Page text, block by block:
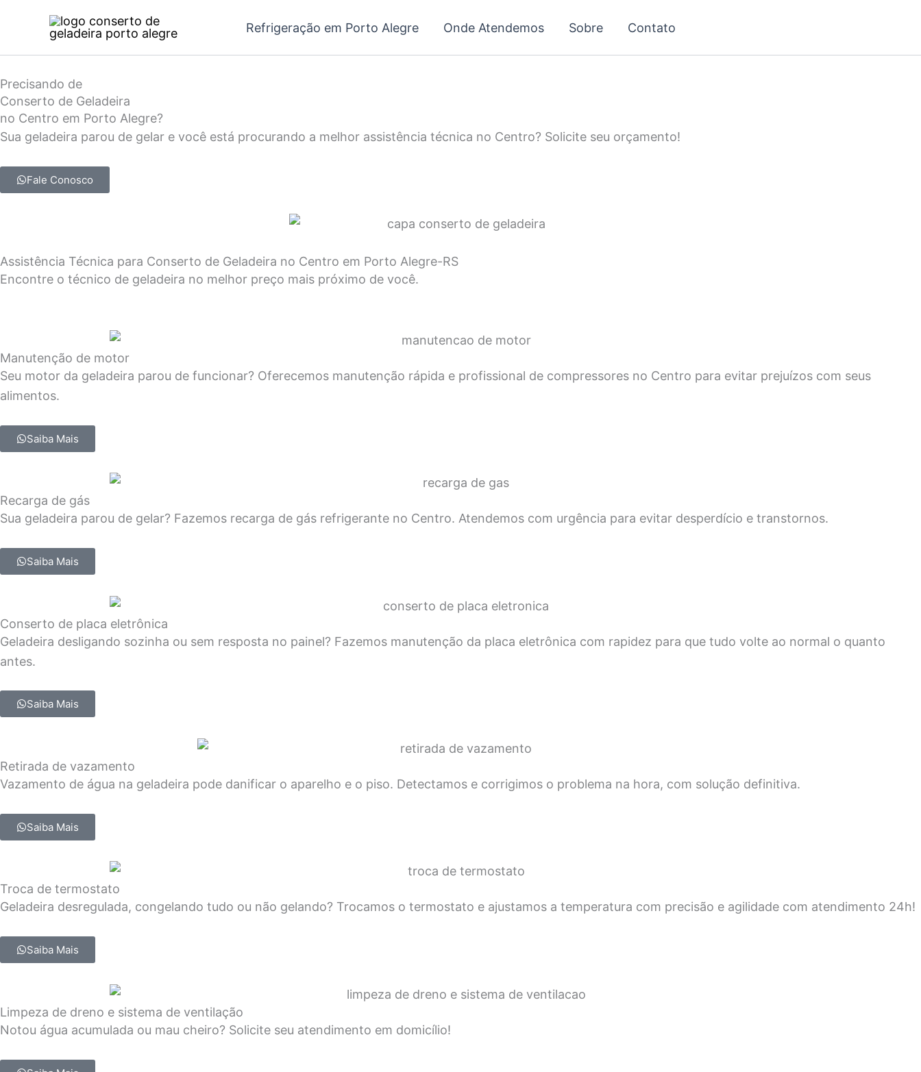
Refrigeração em Porto Alegre Onde Atendemos Sobre Contato
Precisando de
Conserto de Geladeira
no Centro em Porto Alegre?
Sua geladeira parou de gelar e você está procurando a melhor assistência técnica no Centro? Solicite seu orçamento!
Fale Conosco
Assistência Técnica para Conserto de Geladeira no Centro em Porto Alegre-RS
Encontre o técnico de geladeira no melhor preço mais próximo de você.
Manutenção de motor
Seu motor da geladeira parou de funcionar? Oferecemos manutenção rápida e profissional de compressores no Centro para evitar prejuízos com seus
alimentos.
Saiba Mais
Recarga de gás
Sua geladeira parou de gelar? Fazemos recarga de gás refrigerante no Centro. Atendemos com urgência para evitar desperdício e transtornos.
Saiba Mais
Conserto de placa eletrônica
Geladeira desligando sozinha ou sem resposta no painel? Fazemos manutenção da placa eletrônica com rapidez para que tudo volte ao normal o quanto
antes.
Saiba Mais
Retirada de vazamento
Vazamento de água na geladeira pode danificar o aparelho e o piso. Detectamos e corrigimos o problema na hora, com solução definitiva.
Saiba Mais
Troca de termostato
Geladeira desregulada, congelando tudo ou não gelando? Trocamos o termostato e ajustamos a temperatura com precisão e agilidade com atendimento 24h!
Saiba Mais
Limpeza de dreno e sistema de ventilação
Notou água acumulada ou mau cheiro? Solicite seu atendimento em domicílio!